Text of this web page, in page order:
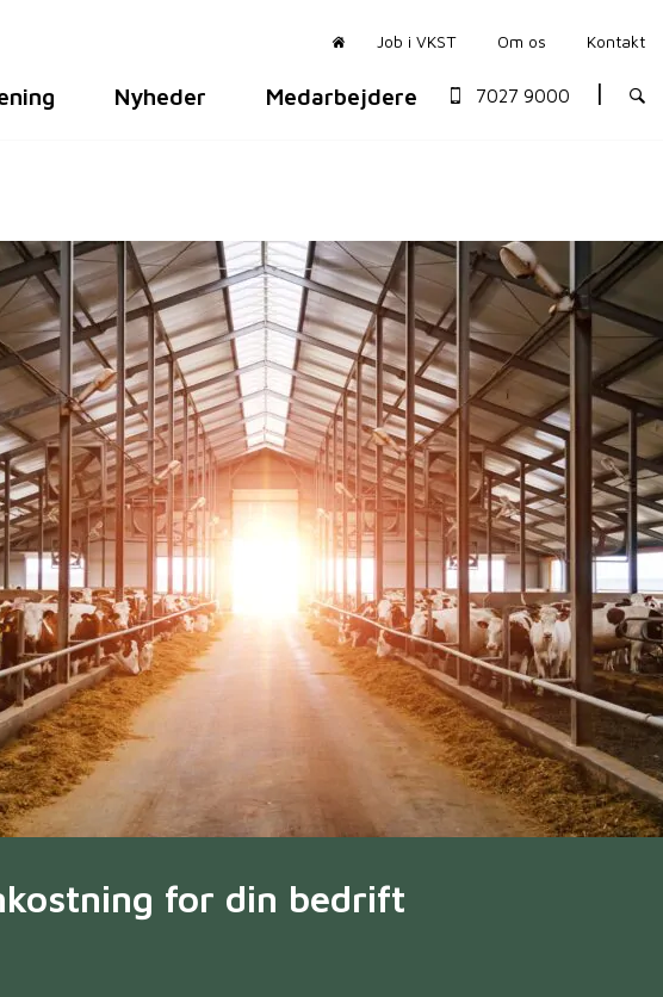
Job i VKST Om os Kontakt
Nyheder Medarbejdere 7027 9000
for din bedrift